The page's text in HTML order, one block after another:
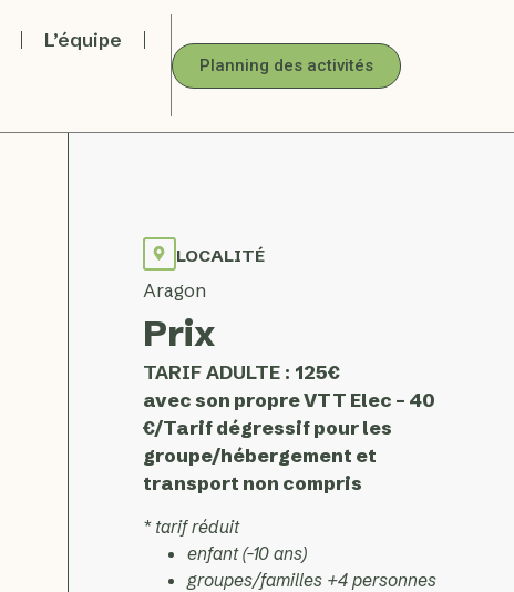
L’équipe
Planning des activités
LOCALITÉ
Aragon
Prix
TARIF ADULTE : 125€
avec son propre VTT Elec – 40
€/Tarif dégressif pour les
groupe/hébergement et
transport non compris
* tarif réduit
enfant (-10 ans)
groupes/familles +4 personnes